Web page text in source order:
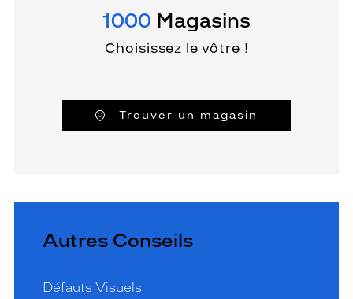
1000 Magasins
Choisissez le vôtre !
Trouver un magasin
Autres Conseils
Défauts Visuels